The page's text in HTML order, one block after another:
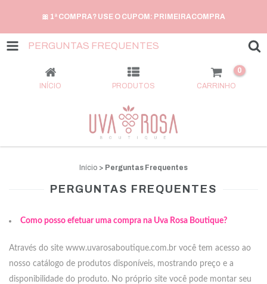
🎀 1ª COMPRA? USE O CUPOM: PRIMEIRACOMPRA
PERGUNTAS FREQUENTES
INÍCIO PRODUTOS CARRINHO
0
Início > Perguntas Frequentes
PERGUNTAS FREQUENTES
Como posso efetuar uma compra na Uva Rosa Boutique?
Através do site www.uvarosaboutique.com.br você tem acesso ao
nosso catálogo de produtos disponíveis, mostrando preço e a
disponibilidade do produto. No próprio site você pode montar seu